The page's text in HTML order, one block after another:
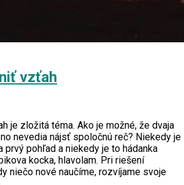
vzťah
je zložitá téma. Ako je možné, že dvaja
nevedia nájsť spoločnú reč? Niekedy je
prvý pohľad a niekedy je to hádanka
kocka, hlavolam. Pri riešení
niečo nové naučíme, rozvíjame svoje